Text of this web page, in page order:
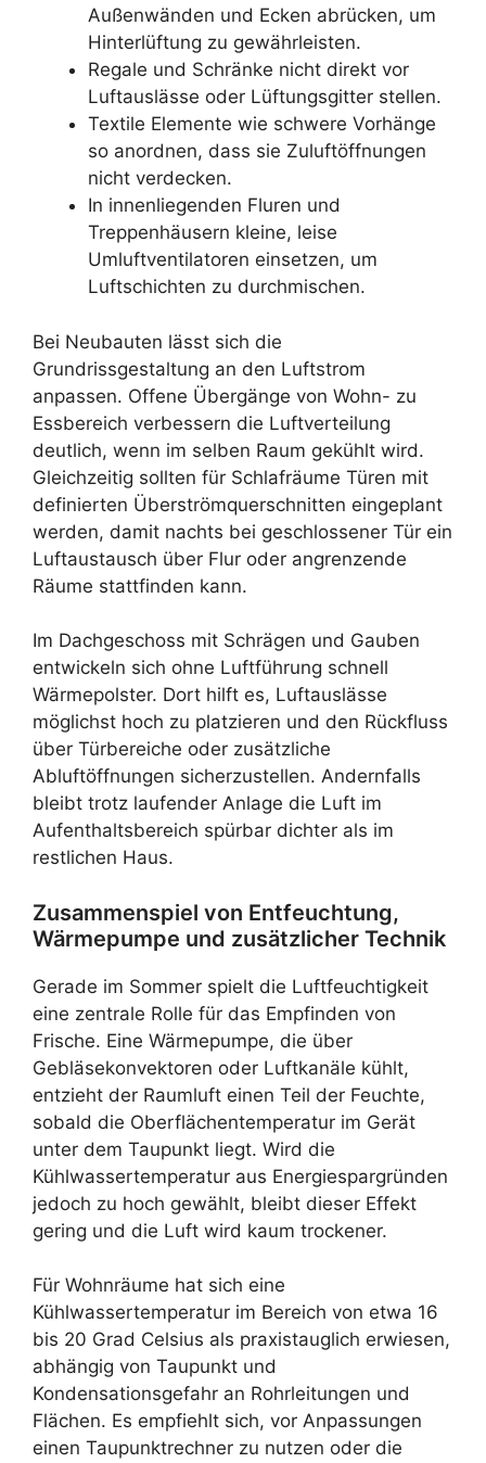
Außenwänden und Ecken abrücken, um
Hinterlüftung zu gewährleisten.
Regale und Schränke nicht direkt vor
Luftauslässe oder Lüftungsgitter stellen.
Textile Elemente wie schwere Vorhänge
so anordnen, dass sie Zuluftöffnungen
nicht verdecken.
In innenliegenden Fluren und
Treppenhäusern kleine, leise
Umluftventilatoren einsetzen, um
Luftschichten zu durchmischen.
Bei Neubauten lässt sich die
Grundrissgestaltung an den Luftstrom
anpassen. Offene Übergänge von Wohn- zu
Essbereich verbessern die Luftverteilung
deutlich, wenn im selben Raum gekühlt wird.
Gleichzeitig sollten für Schlafräume Türen mit
definierten Überströmquerschnitten eingeplant
werden, damit nachts bei geschlossener Tür ein
Luftaustausch über Flur oder angrenzende
Räume stattfinden kann.
Im Dachgeschoss mit Schrägen und Gauben
entwickeln sich ohne Luftführung schnell
Wärmepolster. Dort hilft es, Luftauslässe
möglichst hoch zu platzieren und den Rückfluss
über Türbereiche oder zusätzliche
Abluftöffnungen sicherzustellen. Andernfalls
bleibt trotz laufender Anlage die Luft im
Aufenthaltsbereich spürbar dichter als im
restlichen Haus.
Zusammenspiel von Entfeuchtung,
Wärmepumpe und zusätzlicher Technik
Gerade im Sommer spielt die Luftfeuchtigkeit
eine zentrale Rolle für das Empfinden von
Frische. Eine Wärmepumpe, die über
Gebläsekonvektoren oder Luftkanäle kühlt,
entzieht der Raumluft einen Teil der Feuchte,
sobald die Oberflächentemperatur im Gerät
unter dem Taupunkt liegt. Wird die
Kühlwassertemperatur aus Energiespargründen
jedoch zu hoch gewählt, bleibt dieser Effekt
gering und die Luft wird kaum trockener.
Für Wohnräume hat sich eine
Kühlwassertemperatur im Bereich von etwa 16
bis 20 Grad Celsius als praxistauglich erwiesen,
abhängig von Taupunkt und
Kondensationsgefahr an Rohrleitungen und
Flächen. Es empfiehlt sich, vor Anpassungen
einen Taupunktrechner zu nutzen oder die